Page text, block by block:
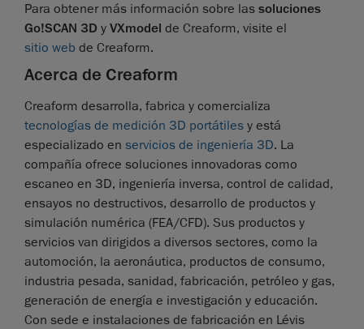
Para obtener más información sobre las soluciones
Go!SCAN 3D y VXmodel de Creaform, visite el
sitio web de Creaform.
Acerca de Creaform
Creaform desarrolla, fabrica y comercializa
tecnologías de medición 3D portátiles y está
especializado en servicios de ingeniería 3D. La
compañía ofrece soluciones innovadoras como
escaneo en 3D, ingeniería inversa, control de calidad,
ensayos no destructivos, desarrollo de productos y
simulación numérica (FEA/CFD). Sus productos y
servicios van dirigidos a diversos sectores, como la
automoción, la aeronáutica, productos de consumo,
industria pesada, sanidad, fabricación, petróleo y gas,
generación de energía e investigación y educación.
Con sede e instalaciones de fabricación en Lévis